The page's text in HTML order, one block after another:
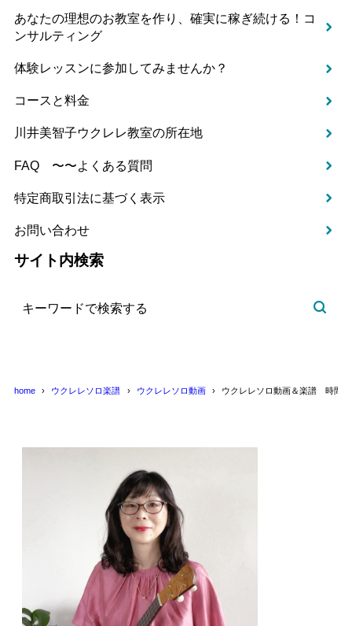
あなたの理想のお教室を作り、確実に稼ぎ続ける！コ
ンサルティング
体験レッスンに参加してみませんか？
コースと料金
川井美智子ウクレレ教室の所在地
FAQ 〜〜よくある質問
特定商取引法に基づく表示
お問い合わせ
サイト内検索
home ウクレレソロ楽譜 ウクレレソロ動画 ウクレレソロ動画＆楽譜 時間